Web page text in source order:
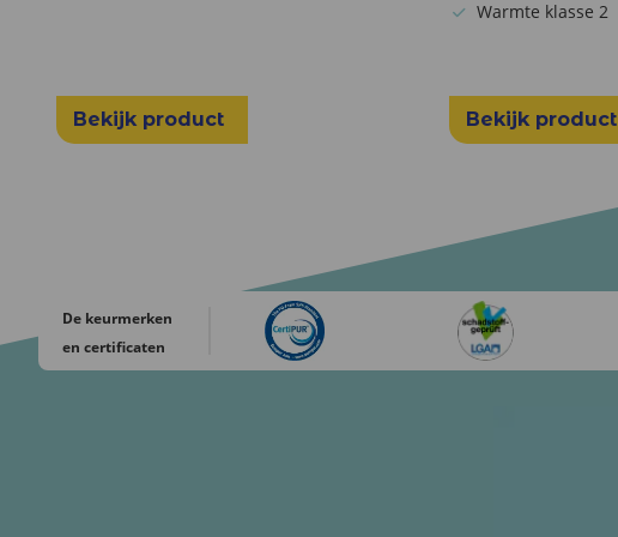
Bekijk product
Warmte klasse 2
Bekijk product
De keurmerken
en certificaten